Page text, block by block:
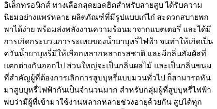
อิเล็กทรอนิกส์ ทางเลือกสุดยอดฮิตสำหรับสายสูบ ได้รับความ
นิยมอย่างแพร่หลาย ผลิตภัณฑ์ที่มีรูปแบบเก๋ไก๋ สะดวกสบายพก
พาได้ง่าย พร้อมส่งพลังงานความร้อนมาจากแบตเตอรี่ และได้มี
การเกิดกระบวนการระเหยของน้ำยาบุหรี่ไฟฟ้า จนทำให้เกิดเป็น
ควันน้ำยาบุหรี่มีให้เลือกหลากหลายรสชาติ และมีกลิ่นสัมผัสที่
แตกต่างกันออกไป ส่วนใหญ่จะเป็นกลิ่นผลไม้ และเป็นกลิ่นขนม
ที่สำคัญผู้ที่ต้องการเลิกการสูบบุหรี่แบบมวนทั่วไป ก็สามารถหัน
มาสูบบุหรี่ไฟฟ้ากันเป็นจำนวนมาก สำหรับกลุ่มผู้ที่สูบบุหรี่ไฟฟ้า
พบว่ามีผู้ที่เข้ามาใช้งานหลากหลายช่วงอายุด้วยกัน สูบได้ทุก